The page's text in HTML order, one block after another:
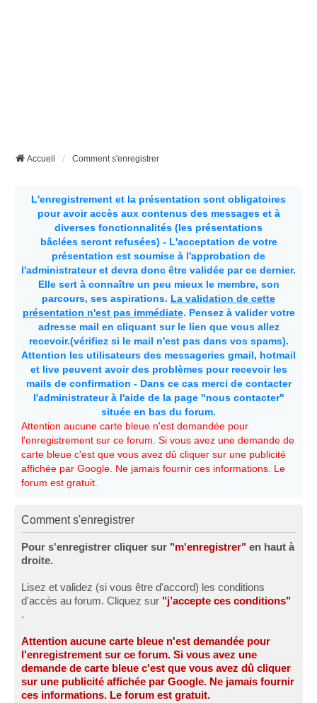
Accueil Comment s'enregistrer
L'enregistrement et la présentation sont obligatoires
pour avoir accès aux contenus des messages et à
diverses fonctionnalités (les présentations
bâclées seront refusées) - L'acceptation de votre
présentation est soumise à l'approbation de
l'administrateur et devra donc être validée par ce dernier.
Elle sert à connaître un peu mieux le membre, son
parcours, ses aspirations. La validation de cette
présentation n'est pas immédiate. Pensez à valider votre
adresse mail en cliquant sur le lien que vous allez
recevoir.(vérifiez si le mail n'est pas dans vos spams).
Attention les utilisateurs des messageries gmail, hotmail
et live peuvent avoir des problèmes pour recevoir les
mails de confirmation - Dans ce cas merci de contacter
l'administrateur à l'aide de la page "nous contacter"
située en bas du forum.
Attention aucune carte bleue n'est demandée pour
l'enregistrement sur ce forum. Si vous avez une demande de
carte bleue c'est que vous avez dû cliquer sur une publicité
affichée par Google. Ne jamais fournir ces informations. Le
forum est gratuit.
Comment s'enregistrer
Pour s'enregistrer cliquer sur "m'enregistrer" en haut à
droite.
Lisez et validez (si vous être d'accord) les conditions
d'accès au forum. Cliquez sur "j’accepte ces conditions"
.
Attention aucune carte bleue n'est demandée pour
l'enregistrement sur ce forum. Si vous avez une
demande de carte bleue c'est que vous avez dû cliquer
sur une publicité affichée par Google. Ne jamais fournir
ces informations. Le forum est gratuit.